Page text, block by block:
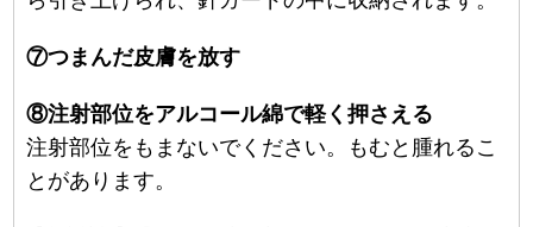
⑦つまんだ皮膚を放す
⑧注射部位をアルコール綿で軽く押さえる
注射部位をもまないでください。もむと腫れるこ
とがあります。